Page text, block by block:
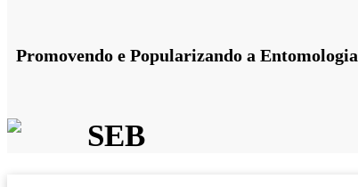
Promovendo e Popularizando a Entomologia
SEB